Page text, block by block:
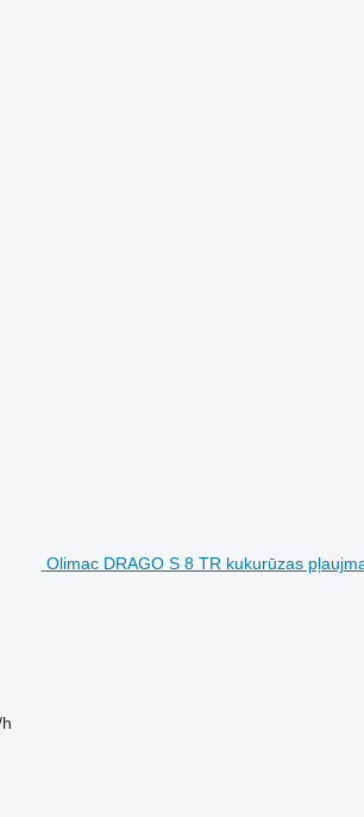
Olimac DRAGO S 8 TR kukurūzas